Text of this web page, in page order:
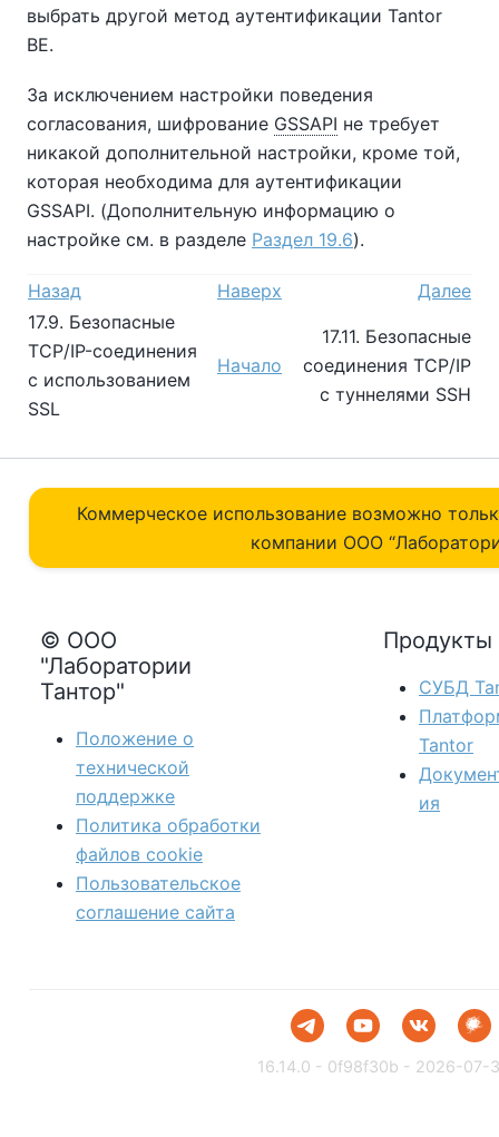
выбрать другой метод аутентификации Tantor
BE.
За исключением настройки поведения
согласования, шифрование GSSAPI не требует
никакой дополнительной настройки, кроме той,
которая необходима для аутентификации
GSSAPI. (Дополнительную информацию о
настройке см. в разделе Раздел 19.6).
Назад Наверх
Далее
17.9. Безопасные
TCP/IP-соединения
с использованием
SSL
Начало
17.11. Безопасные
соединения TCP/IP
с туннелями SSH
Коммерческое использование возможно
компании ОOO
© ООО
"Лаборатории
Тантор"
Положение о
технической
поддержке
Политика обработки
файлов сookie
Пользовательское
соглашение сайта
Продукты
СУБД
Tantor
ия
16.14.0 - 0f98f30b - 2026-07-